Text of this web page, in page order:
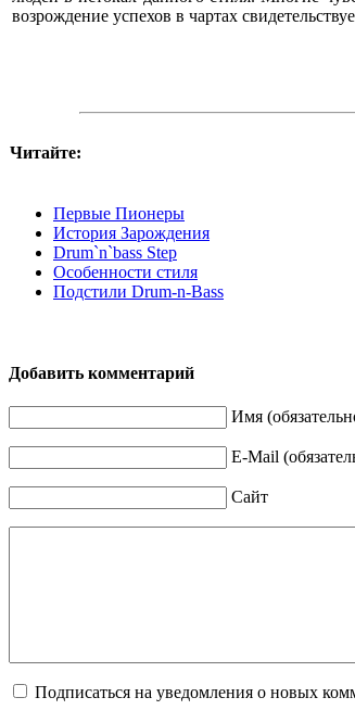
возрождение успехов в чартах
Читайте:
Первые Пионеры
История Зарождения
Drum`n`bass Step
Особенности стиля
Подстили Drum-n-Bass
Добавить комментарий
Имя
E-Mail
Сайт
Подписаться на уведомления о новых